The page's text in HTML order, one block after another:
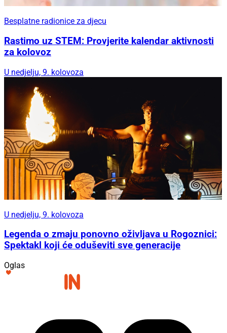
Besplatne radionice za djecu
Rastimo uz STEM: Provjerite kalendar aktivnosti
za kolovoz
U nedjelju, 9. kolovoza
U nedjelju, 9. kolovoza
Legenda o zmaju ponovno oživljava u Rogoznici:
Spektakl koji će oduševiti sve generacije
Oglas